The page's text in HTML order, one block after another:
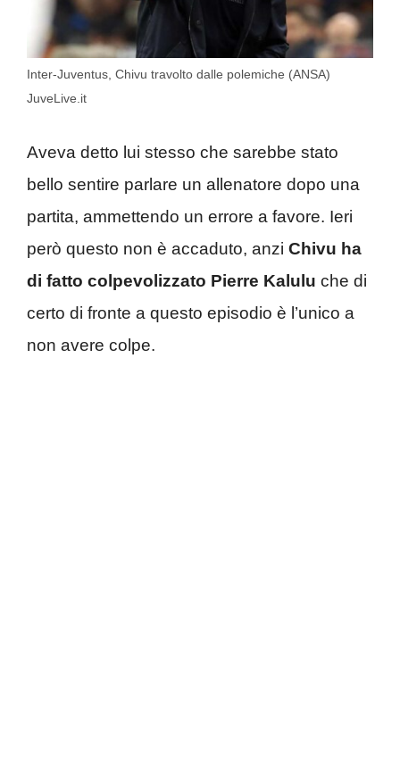
Inter-Juventus, Chivu travolto dalle polemiche (ANSA)
JuveLive.it
Aveva detto lui stesso che sarebbe stato
bello sentire parlare un allenatore dopo una
partita, ammettendo un errore a favore. Ieri
però questo non è accaduto, anzi Chivu ha
di fatto colpevolizzato Pierre Kalulu che di
certo di fronte a questo episodio è l’unico a
non avere colpe.